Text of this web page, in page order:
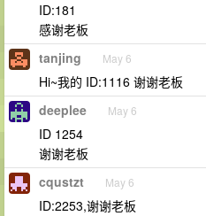
ID:181
感谢老板
tanjing May 6
Hi~我的 ID:1116 谢谢老板
deeplee May 6
ID 1254
谢谢老板
cqustzt May 6
ID:2253,谢谢老板